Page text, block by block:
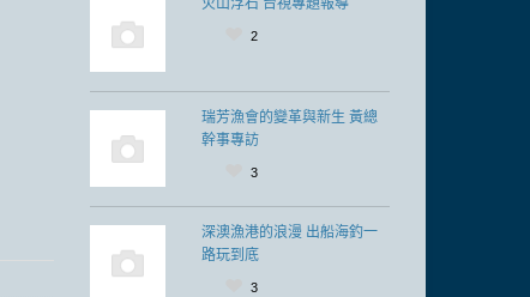
2
瑞芳漁會的變革與新生 黃總
幹事專訪
3
深澳漁港的浪漫 出船海釣一
路玩到底
3